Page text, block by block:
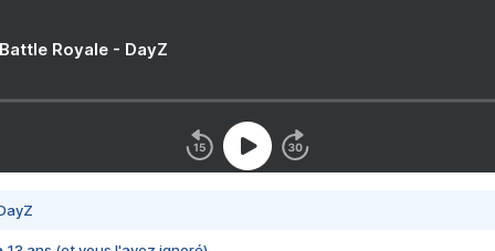
Royale - DayZ